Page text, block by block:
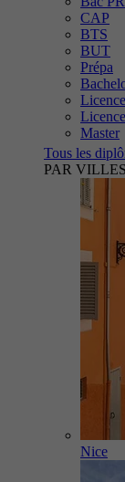
CAP
BTS
BUT
Prépa
Licence
Master
Tous les
PAR VILLES
Nice